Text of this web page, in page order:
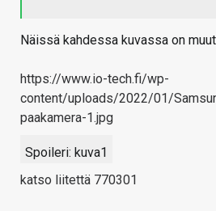
Näissä kahdessa kuvassa on
https://www.io-tech.fi/wp-
content/uploads/2022/01/
paakamera-1.jpg
Spoileri: kuva1
katso liitettä 770301